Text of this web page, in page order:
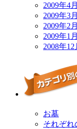
2009年4月
2009年3月
2009年2月
2009年1月
2008年12
お墓
それぞれ